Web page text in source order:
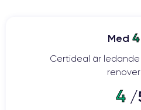
Med 4
Certideal är
4 /